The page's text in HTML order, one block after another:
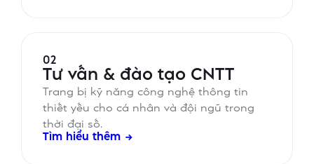
02
Tư vấn & đào tạo CNTT
Trang bị kỹ năng công nghệ thông tin
thiết yếu cho cá nhân và đội ngũ trong
thời đại số.
Tìm hiểu thêm →